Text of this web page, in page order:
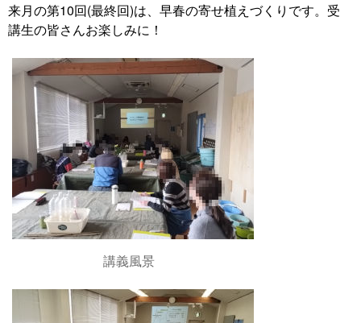
来月の第10回(最終回)は、早春の寄せ植えづくりです。受
講生の皆さんお楽しみに！
講義風景